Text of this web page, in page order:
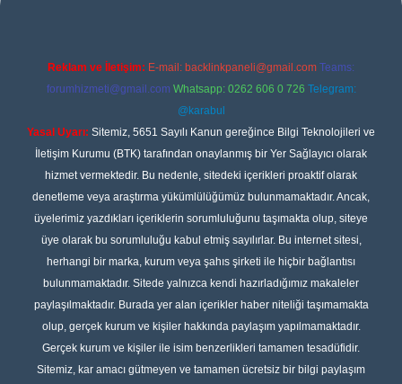
Reklam ve İletişim: E-mail: backlinkpaneli@gmail.com Teams:
forumhizmeti@gmail.com Whatsapp: 0262 606 0 726 Telegram:
@karabul
Yasal Uyarı: Sitemiz, 5651 Sayılı Kanun gereğince Bilgi Teknolojileri ve
İletişim Kurumu (BTK) tarafından onaylanmış bir Yer Sağlayıcı olarak
hizmet vermektedir. Bu nedenle, sitedeki içerikleri proaktif olarak
denetleme veya araştırma yükümlülüğümüz bulunmamaktadır. Ancak,
üyelerimiz yazdıkları içeriklerin sorumluluğunu taşımakta olup, siteye
üye olarak bu sorumluluğu kabul etmiş sayılırlar. Bu internet sitesi,
herhangi bir marka, kurum veya şahıs şirketi ile hiçbir bağlantısı
bulunmamaktadır. Sitede yalnızca kendi hazırladığımız makaleler
paylaşılmaktadır. Burada yer alan içerikler haber niteliği taşımamakta
olup, gerçek kurum ve kişiler hakkında paylaşım yapılmamaktadır.
Gerçek kurum ve kişiler ile isim benzerlikleri tamamen tesadüfidir.
Sitemiz, kar amacı gütmeyen ve tamamen ücretsiz bir bilgi paylaşım